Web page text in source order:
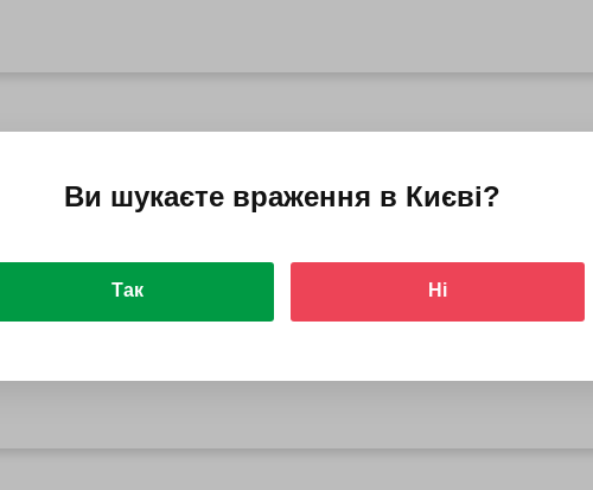
35 років
річницю 35 років Тридцять п’ять років разом — це кораловий
формувалися десятиліттями. Це вже не про гучні декларації, а про тиху
спільного шляху. Така дата заслуговує на святкування зі змістом —
Ви шукаєте враження в Києві?
Так Ні